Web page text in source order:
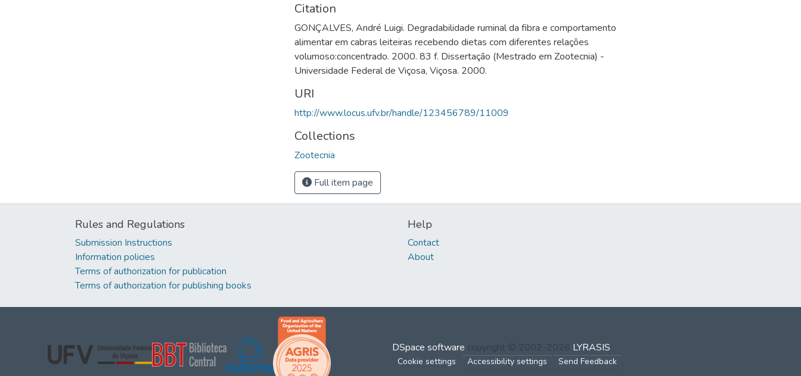
Citation
GONÇALVES, André Luigi. Degradabilidade ruminal da fibra e comportamento
alimentar em cabras leiteiras recebendo dietas com diferentes relações
volumoso:concentrado. 2000. 83 f. Dissertação (Mestrado em Zootecnia) -
Universidade Federal de Viçosa, Viçosa. 2000.
URI
http://www.locus.ufv.br/handle/123456789/11009
Collections
Zootecnia
Full item page
Rules and Regulations
Submission Instructions
Information policies
Terms of authorization for publication
Terms of authorization for publishing books
Help
Contact
About
DSpace software copyright © 2002-2026 LYRASIS
Cookie settings Accessibility settings Send Feedback